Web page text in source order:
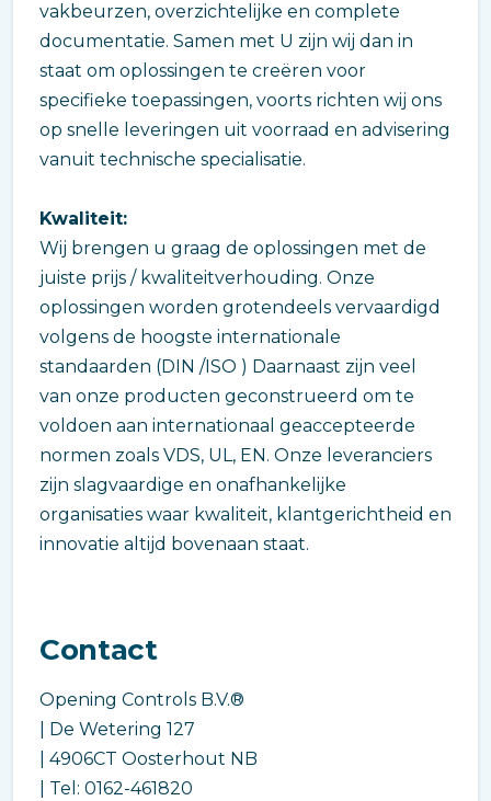
vakbeurzen, overzichtelijke en complete
documentatie. Samen met U zijn wij dan in
staat om oplossingen te creëren voor
specifieke toepassingen, voorts richten wij ons
op snelle leveringen uit voorraad en advisering
vanuit technische specialisatie.
Kwaliteit:
Wij brengen u graag de oplossingen met de
juiste prijs / kwaliteitverhouding. Onze
oplossingen worden grotendeels vervaardigd
volgens de hoogste internationale
standaarden (DIN /ISO ) Daarnaast zijn veel
van onze producten geconstrueerd om te
voldoen aan internationaal geaccepteerde
normen zoals VDS, UL, EN. Onze leveranciers
zijn slagvaardige en onafhankelijke
organisaties waar kwaliteit, klantgerichtheid en
innovatie altijd bovenaan staat.
Contact
Opening Controls B.V.®
| De Wetering 127
| 4906CT Oosterhout NB
| Tel: 0162-461820